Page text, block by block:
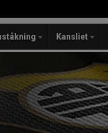
Kansliet